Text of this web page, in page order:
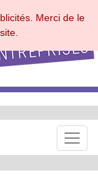
Merci de le